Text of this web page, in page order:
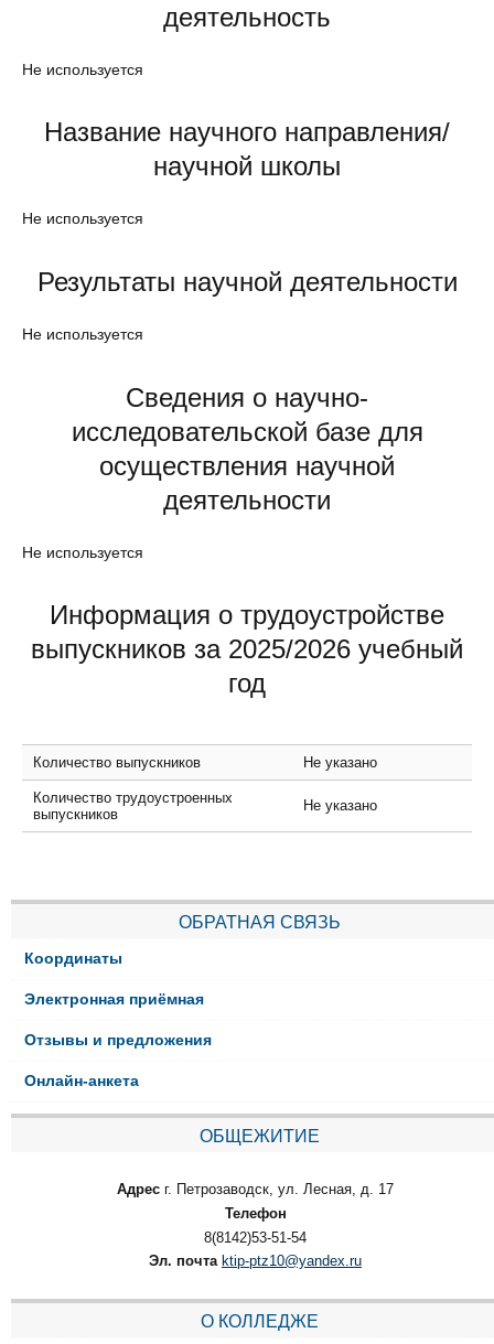
деятельность
Не используется
Название научного направления/
научной школы
Не используется
Результаты научной деятельности
Не используется
Сведения о научно-
исследовательской базе для
осуществления научной
деятельности
Не используется
Информация о трудоустройстве
выпускников за 2025/2026 учебный
год
Количество выпускников Не указано
Количество трудоустроенных
выпускников
Не указано
ОБРАТНАЯ СВЯЗЬ
Координаты
Электронная приёмная
Отзывы и предложения
Онлайн-анкета
ОБЩЕЖИТИЕ
Адрес г. Петрозаводск, ул. Лесная, д. 17
Телефон
8(8142)53-51-54
Эл. почта ktip-ptz10@yandex.ru
О КОЛЛЕДЖЕ